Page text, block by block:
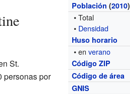
Población (2010)
• Total
• Densidad
Huso horario
• enverano
Código ZIP
Código de área
GNIS
St.
personas por